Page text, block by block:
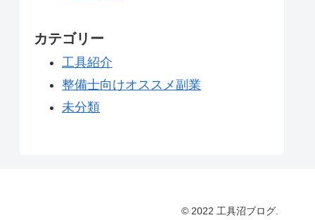
カテゴリー
工具紹介
整備士向けオススメ副業
未分類
© 2022 工具沼ブログ.